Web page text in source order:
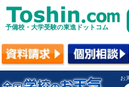
予備校・大学受験の東進ドットコム
お